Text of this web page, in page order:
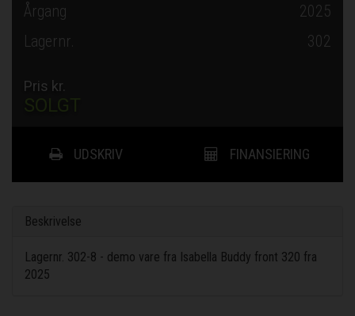
Årgang
2025
Lagernr.
302
Pris kr.
SOLGT
UDSKRIV FINANSIERING
Beskrivelse
Lagernr. 302-8 - demo vare fra Isabella Buddy front 320 fra
2025